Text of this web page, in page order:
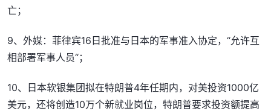
亡；
9、外媒：菲律宾16日批准与日本的军事准入协定，“允许互
相部署军事人员“；
10、日本软银集团拟在特朗普4年任期内，对美投资1000亿
美元，还将创造10万个新就业岗位，特朗普要求投资额提高